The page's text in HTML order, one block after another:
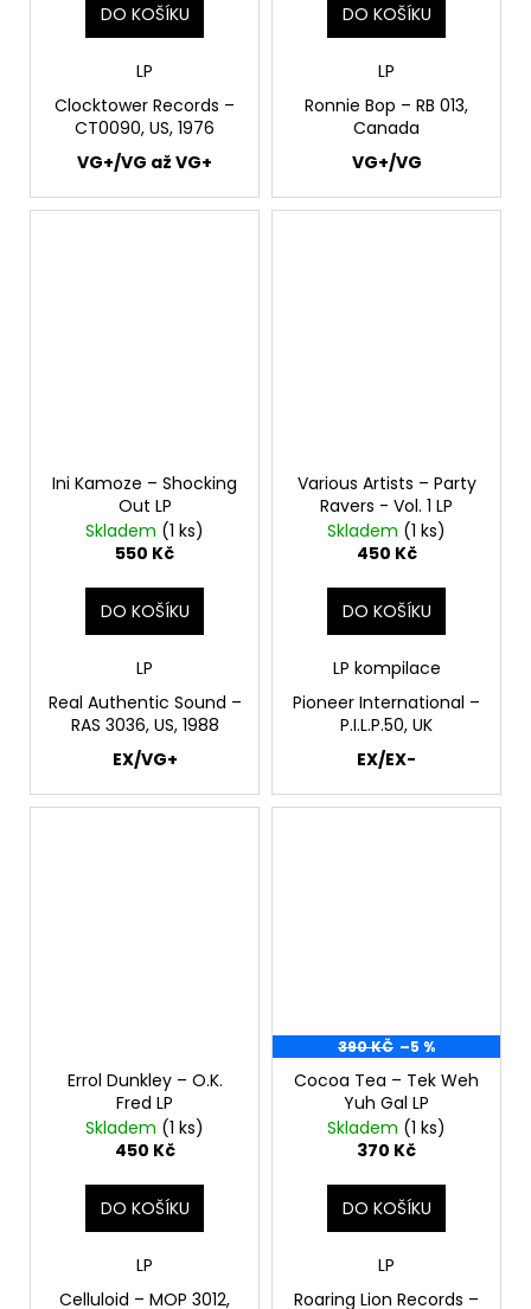
DO KOŠÍKU
LP
Clocktower Records –
CT0090, US, 1976
VG+/VG až VG+
DO KOŠÍKU
LP
Ronnie Bop – RB 013,
Canada
VG+/VG
Ini Kamoze – Shocking
Out LP
Skladem (1 ks)
550 Kč
DO KOŠÍKU
LP
Real Authentic Sound –
RAS 3036, US, 1988
EX/VG+
Various Artists – Party
Ravers - Vol. 1 LP
Skladem (1 ks)
450 Kč
DO KOŠÍKU
LP kompilace
Pioneer International –
P.I.L.P.50, UK
EX/EX-
Errol Dunkley – O.K.
Fred LP
Skladem (1 ks)
450 Kč
DO KOŠÍKU
LP
Celluloid – MOP 3012,
390 KČ –5 %
Cocoa Tea ‎– Tek Weh
Yuh Gal LP
Skladem (1 ks)
370 Kč
DO KOŠÍKU
LP
Roaring Lion Records ‎–